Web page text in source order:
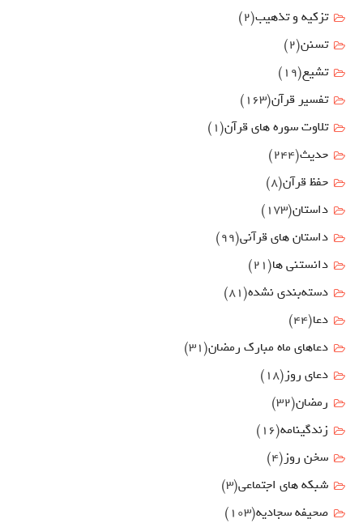
تزکیه و تذهیب(2)
تسنن(2)
تشیع(19)
تفسیر قرآن(163)
تلاوت سوره های قرآن(1)
حدیث(244)
حفظ قرآن(8)
داستان(173)
داستان های قرآنی(99)
دانستنی ها(21)
دسته‌بندی نشده(81)
دعا(44)
دعاهای ماه مبارک رمضان(31)
دعای روز (18)
رمضان(32)
زندگینامه(16)
سخن روز (4)
شبکه های اجتماعی(3)
صحیفه سجادیه(103)